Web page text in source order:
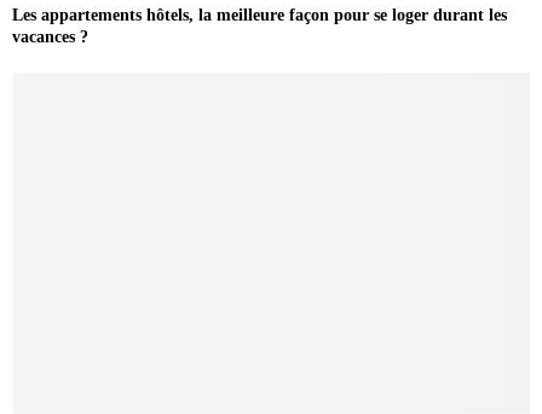
Les appartements hôtels, la meilleure façon pour se loger durant les
vacances ?